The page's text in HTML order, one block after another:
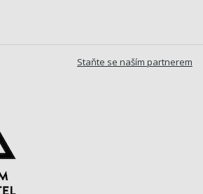
Staňte se naším partnerem